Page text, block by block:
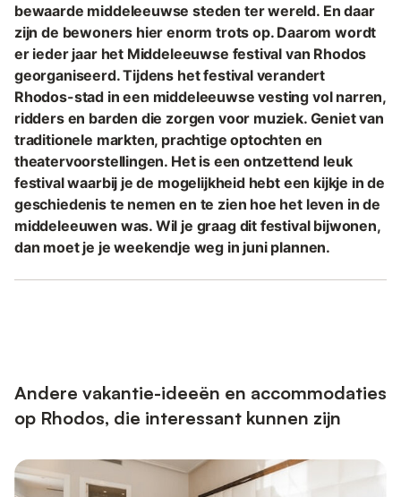
bewaarde middeleeuwse steden ter wereld. En daar
zijn de bewoners hier enorm trots op. Daarom wordt
er ieder jaar het Middeleeuwse festival van Rhodos
georganiseerd. Tijdens het festival verandert
Rhodos-stad in een middeleeuwse vesting vol narren,
ridders en barden die zorgen voor muziek. Geniet van
traditionele markten, prachtige optochten en
theatervoorstellingen. Het is een ontzettend leuk
festival waarbij je de mogelijkheid hebt een kijkje in de
geschiedenis te nemen en te zien hoe het leven in de
middeleeuwen was. Wil je graag dit festival bijwonen,
dan moet je je weekendje weg in juni plannen.
Andere vakantie-ideeën en accommodaties
op Rhodos, die interessant kunnen zijn